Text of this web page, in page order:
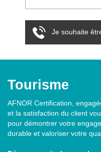
Je souhaite
Tourisme
AFNOR Certification,
et la satisfaction du client
pour démontrer votre
durable et valoriser votre